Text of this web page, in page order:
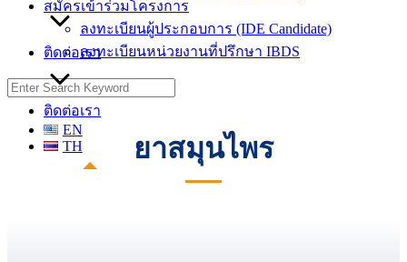
สมัครเข้าร่วมโครงการ
ลงทะเบียนผู้ประกอบการ (IDE Candidate)
ลงทะเบียนหน่วยงานที่ปรึกษา IBDS
ติดต่อเรา
EN
TH
ติดต่อเรา
Search
for:
ยาสมุนไพร